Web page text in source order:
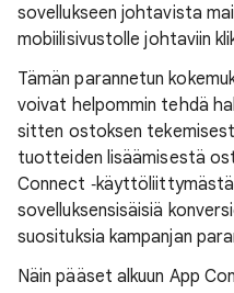
sovellukseen johtavista
mobiilisivustolle johtaviin
Tämän parannetun
voivat helpommin tehdä
sitten ostoksen
tuotteiden lisäämisestä
Connect
sovelluksensisäisiä
suosituksia kampanjan
Näin pääset alkuun App